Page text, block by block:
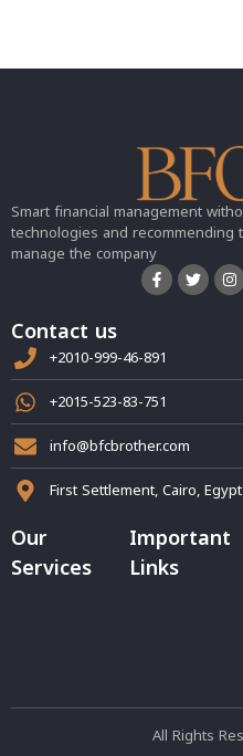
Smart financial management
technologies and
manage the company
Our
Services
Important
Links
Contact us
+2010-999-46-891
+2015-523-83-751
info@bfcbrother.com
First Settlement, Cairo, Egypt
All Rights